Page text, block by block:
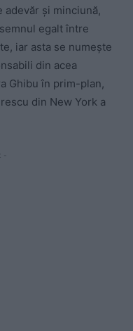
și minciună,
egalt între
iar asta se numește
din acea
Ghibu în prim-plan,
din New York a